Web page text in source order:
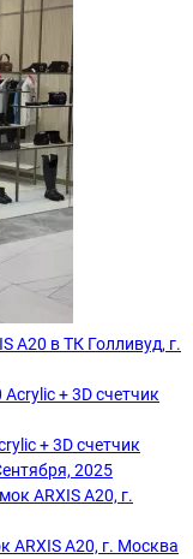
A20 в ТК Голливуд, г.
+ 3D счетчик
2025
A20, г. Москва